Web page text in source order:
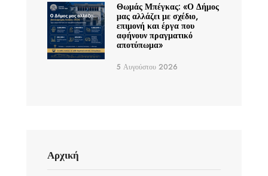
Θωμάς Μπέγκας: «Ο Δήμος
μας αλλάζει με σχέδιο,
επιμονή και έργα που
αφήνουν πραγματικό
αποτύπωμα»
5 Αυγούστου 2026
Αρχική